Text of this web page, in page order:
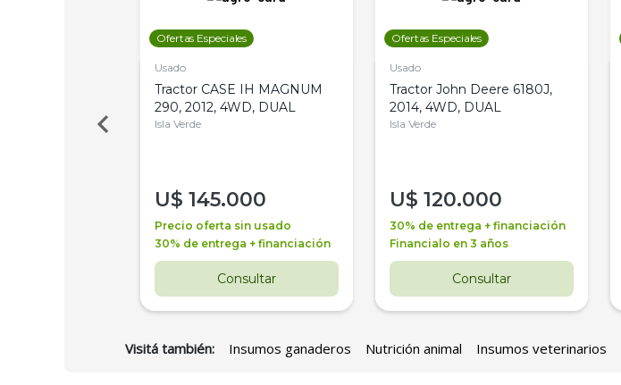
Ofertas Especiales
Usado
Tractor CASE IH MAGNUM
290, 2012, 4WD, DUAL
Isla Verde
U$ 145.000
Precio oferta sin usado
30% de entrega + financiación
Consultar
Ofertas Especiales
Usado
Tractor John Deere 6180J,
2014, 4WD, DUAL
Isla Verde
U$ 120.000
30% de entrega + financiación
Financialo en 3 años
Consultar
Visitá también: Insumos ganaderos Nutrición animal Insumos veterinarios